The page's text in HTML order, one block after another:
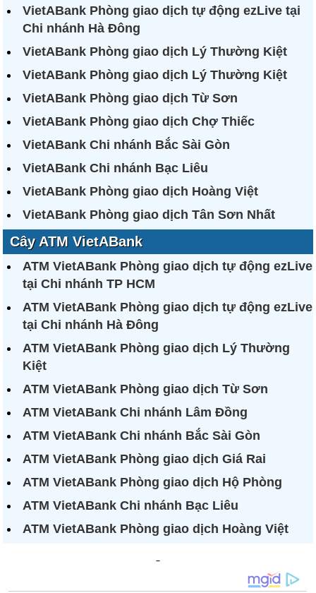
VietABank Phòng giao dịch tự động ezLive tại
Chi nhánh Hà Đông
VietABank Phòng giao dịch Lý Thường Kiệt
VietABank Phòng giao dịch Lý Thường Kiệt
VietABank Phòng giao dịch Từ Sơn
VietABank Phòng giao dịch Chợ Thiếc
VietABank Chi nhánh Bắc Sài Gòn
VietABank Chi nhánh Bạc Liêu
VietABank Phòng giao dịch Hoàng Việt
VietABank Phòng giao dịch Tân Sơn Nhất
Cây ATM VietABank
ATM VietABank Phòng giao dịch tự động ezLive
tại Chi nhánh TP HCM
ATM VietABank Phòng giao dịch tự động ezLive
tại Chi nhánh Hà Đông
ATM VietABank Phòng giao dịch Lý Thường
Kiệt
ATM VietABank Phòng giao dịch Từ Sơn
ATM VietABank Chi nhánh Lâm Đồng
ATM VietABank Chi nhánh Bắc Sài Gòn
ATM VietABank Phòng giao dịch Giá Rai
ATM VietABank Phòng giao dịch Hộ Phòng
ATM VietABank Chi nhánh Bạc Liêu
ATM VietABank Phòng giao dịch Hoàng Việt